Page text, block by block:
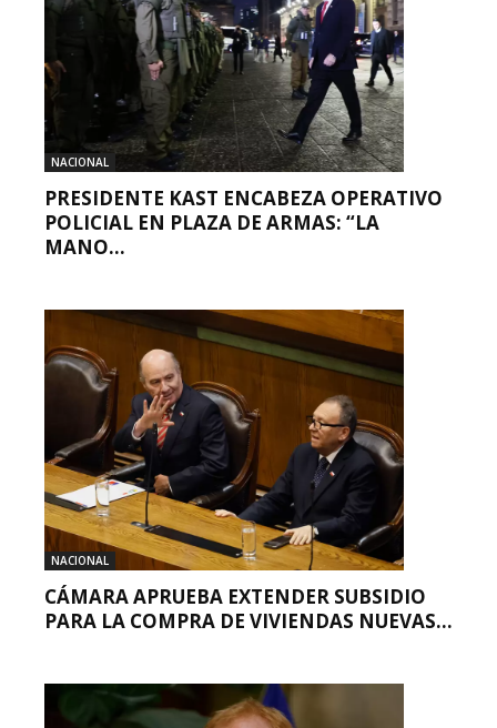
NACIONAL
PRESIDENTE KAST ENCABEZA OPERATIVO
POLICIAL EN PLAZA DE ARMAS: “LA
MANO...
NACIONAL
CÁMARA APRUEBA EXTENDER SUBSIDIO
PARA LA COMPRA DE VIVIENDAS NUEVAS...